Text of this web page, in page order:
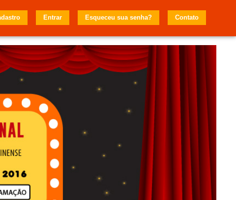
Entrar Esqueceu sua senha? Contato